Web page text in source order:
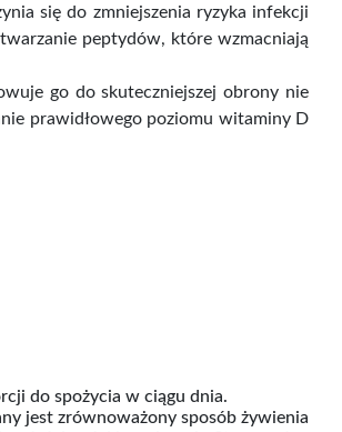
się do zmniejszenia ryzyka infekcji
peptydów, które wzmacniają
go do skuteczniejszej obrony nie
prawidłowego poziomu witaminy D
do spożycia w ciągu dnia.
jest zrównoważony sposób żywienia